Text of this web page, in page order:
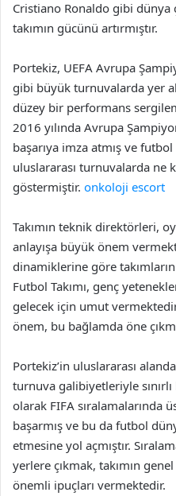
Cristiano Ronaldo gibi dünya
takımın gücünü artırmıştır.
Portekiz, UEFA Avrupa
gibi büyük turnuvalarda yer
düzey bir performans
2016 yılında Avrupa
başarıya imza atmış ve
uluslararası turnuvalarda ne
göstermiştir. onkoloji escort
Takımın teknik direktörleri,
anlayışa büyük önem
dinamiklerine göre
Futbol Takımı, genç
gelecek için umut
önem, bu bağlamda öne
Portekiz’in uluslararası
turnuva galibiyetleriyle sınırlı
olarak FIFA sıralamalarında
başarmış ve bu da futbol
etmesine yol açmıştır.
yerlere çıkmak, takımın
önemli ipuçları vermektedir.